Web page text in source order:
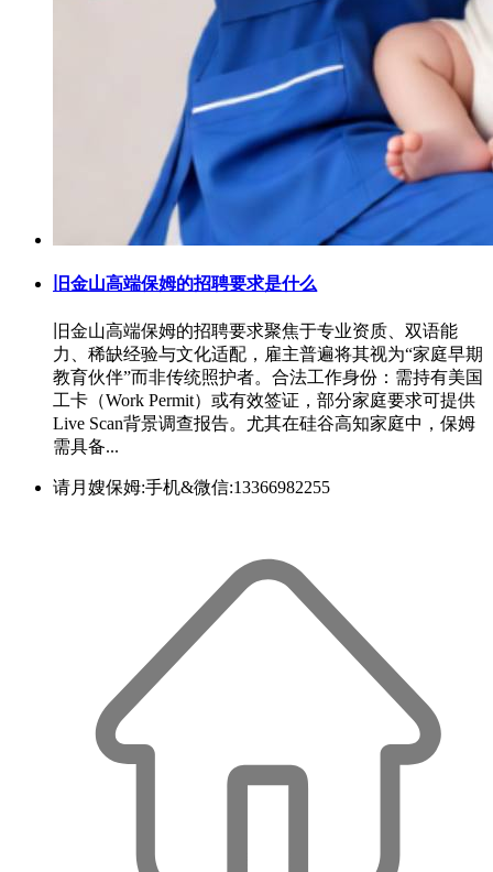
旧金山高端保姆的招聘要求是什么
旧金山高端保姆的招聘要求聚焦于专业资质、双语能
力、稀缺经验与文化适配，雇主普遍将其视为“家庭早期
教育伙伴”而非传统照护者。合法工作身份：需持有美国
工卡（Work Permit）或有效签证，部分家庭要求可提供
Live Scan背景调查报告。尤其在硅谷高知家庭中，保姆
需具备...
请月嫂保姆:手机&微信:13366982255